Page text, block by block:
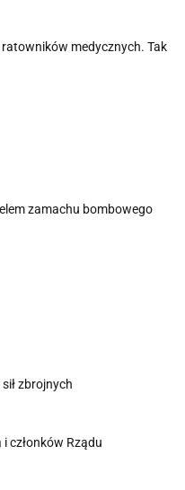
medycznych. Tak
zamachu bombowego
zbrojnych
członków Rządu